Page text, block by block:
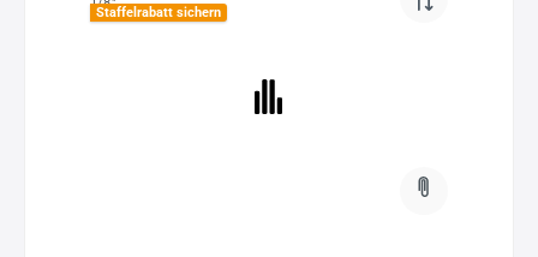
Staffelrabatt sichern